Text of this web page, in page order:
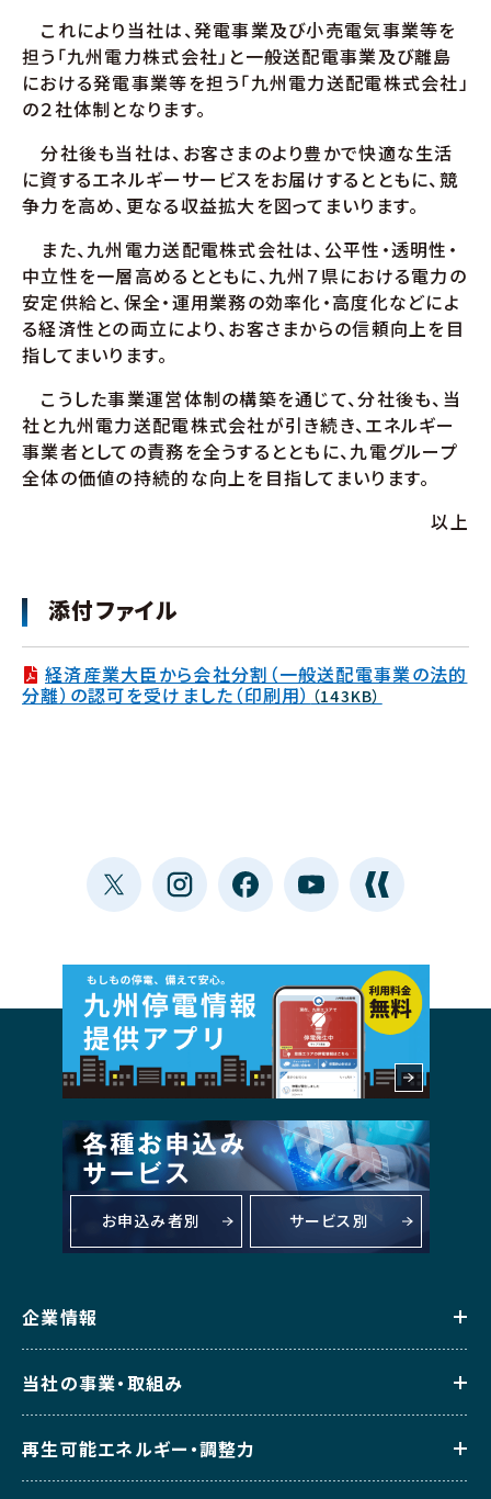
これにより当社は、発電事業及び小売電気事業等を
担う「九州電力株式会社」と一般送配電事業及び離島
における発電事業等を担う「九州電力送配電株式会社」
の２社体制となります。
分社後も当社は、お客さまのより豊かで快適な生活
に資するエネルギーサービスをお届けするとともに、競
争力を高め、更なる収益拡大を図ってまいります。
また、九州電力送配電株式会社は、公平性・透明性・
中立性を一層高めるとともに、九州７県における電力の
安定供給と、保全・運用業務の効率化・高度化などによ
る経済性との両立により、お客さまからの信頼向上を目
指してまいります。
こうした事業運営体制の構築を通じて、分社後も、当
社と九州電力送配電株式会社が引き続き、エネルギー
事業者としての責務を全うするとともに、九電グループ
全体の価値の持続的な向上を目指してまいります。
以上
添付ファイル
経済産業大臣から会社分割（一般送配電事業の法的
分離）の認可を受けました（印刷用） （143KB）
お申込み者別 サービス別
企業情報
当社の事業・取組み
再生可能エネルギー・調整力